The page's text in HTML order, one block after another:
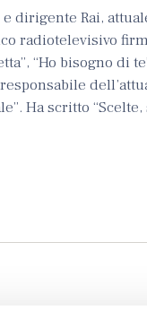
dirigente Rai,
radiotelevisivo
“Ho bisogno di
Ha scritto